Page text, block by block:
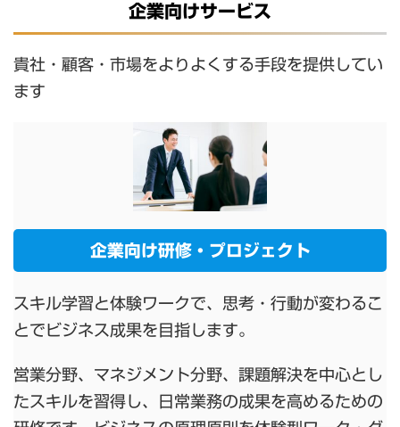
企業向けサービス
貴社・顧客・市場をよりよくする手段を提供してい
ます
企業向け研修・プロジェクト
スキル学習と体験ワークで、思考・行動が変わるこ
とでビジネス成果を目指します。
営業分野、マネジメント分野、課題解決を中心とし
たスキルを習得し、日常業務の成果を高めるための